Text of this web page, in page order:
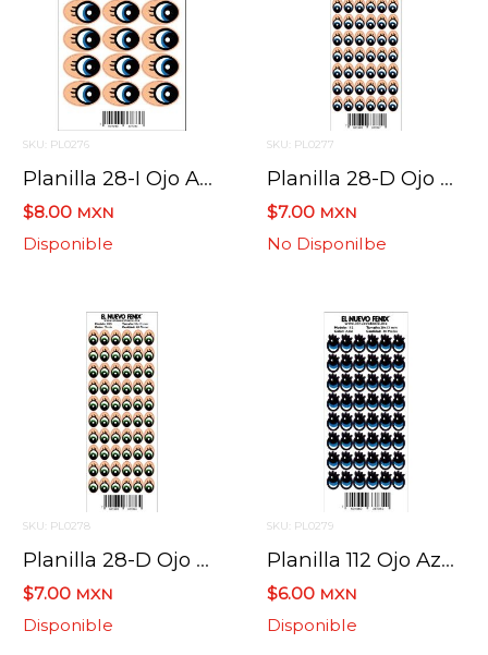
SKU: PL0276
Planilla 28-I Ojo Azul 18 Pzas. Nacional 60 X 45 Mm
$8.00 MXN
Disponible
SKU: PL0277
Planilla 28-D Ojo Azul 60 Pzas. Nacional 20 X 13 Mm
$7.00 MXN
No Disponilbe
SKU: PL0278
Planilla 28-D Ojo Verde 60 Pzas. Nacional 20 X 13 Mm
$7.00 MXN
Disponible
SKU: PL0279
Planilla 112 Ojo Azul 48 Pzas. Nacional 20 X 13 Mm
$6.00 MXN
Disponible